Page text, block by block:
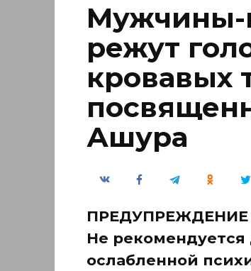
Мужчины-
режут
кровавых
Ашура
Не
ослабленной